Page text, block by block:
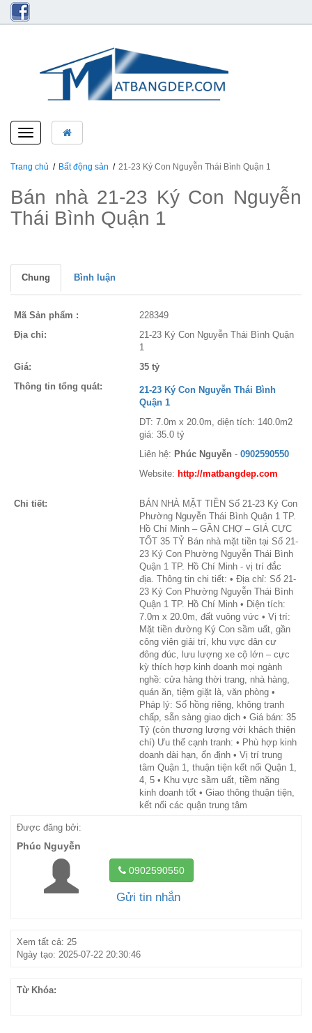
Toggle
navigation
Trang chủ Bất động sản 21-23 Ký Con Nguyễn Thái Bình Quận 1
Bán nhà 21-23 Ký Con Nguyễn
Thái Bình Quận 1
Chung Bình luận
Mã Sản phẩm :
228349
Địa chỉ:
21-23 Ký Con Nguyễn Thái Bình Quận
1
Giá:
35 tỷ
Thông tin tổng quát:
21-23 Ký Con Nguyễn Thái Bình
Quận 1
DT: 7.0m x 20.0m, diện tích: 140.0m2
giá: 35.0 tỷ
Liên hệ: Phúc Nguyễn - 0902590550
Website: http://matbangdep.com
Chi tiết:
BÁN NHÀ MẶT TIỀN Số 21-23 Ký Con
Phường Nguyễn Thái Bình Quận 1 TP.
Hồ Chí Minh – GẦN CHỢ – GIÁ CỰC
TỐT 35 TỶ Bán nhà mặt tiền tại Số 21-
23 Ký Con Phường Nguyễn Thái Bình
Quận 1 TP. Hồ Chí Minh - vị trí đắc
địa. Thông tin chi tiết: • Địa chỉ: Số 21-
23 Ký Con Phường Nguyễn Thái Bình
Quận 1 TP. Hồ Chí Minh • Diện tích:
7.0m x 20.0m, đất vuông vức • Vị trí:
Mặt tiền đường Ký Con sầm uất, gần
công viên giải trí, khu vực dân cư
đông đúc, lưu lượng xe cộ lớn – cực
kỳ thích hợp kinh doanh mọi ngành
nghề: cửa hàng thời trang, nhà hàng,
quán ăn, tiệm giặt là, văn phòng •
Pháp lý: Sổ hồng riêng, không tranh
chấp, sẵn sàng giao dịch • Giá bán: 35
Tỷ (còn thương lượng với khách thiện
chí) Ưu thế cạnh tranh: • Phù hợp kinh
doanh dài hạn, ổn định • Vị trí trung
tâm Quận 1, thuận tiện kết nối Quận 1,
4, 5 • Khu vực sầm uất, tiềm năng
kinh doanh tốt • Giao thông thuận tiện,
kết nối các quận trung tâm
Được đăng bởi:
Phúc Nguyễn
0902590550
Gửi tin nhắn
Xem tất cả: 25
Ngày tạo: 2025-07-22 20:30:46
Từ Khóa: